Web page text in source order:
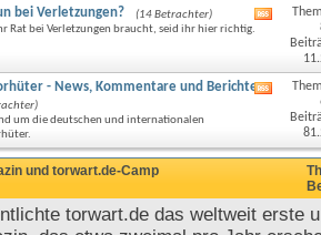
bei Verletzungen?
(14 Betrachter)
Rat bei Verletzungen braucht, seid ihr hier richtig.
RSS-
dieses
Forums
- News, Kommentare und Berichte
um die deutschen und internationalen
RSS-
dieses
Forums
und torwart.de-Camp
torwart.de das weltweit erste